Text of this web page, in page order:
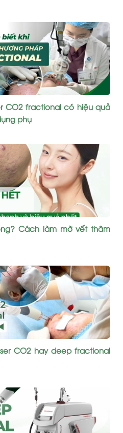
CO2 fractional có hiệu quả
phụ
Cách làm mờ vết thâm
CO2 hay deep fractional